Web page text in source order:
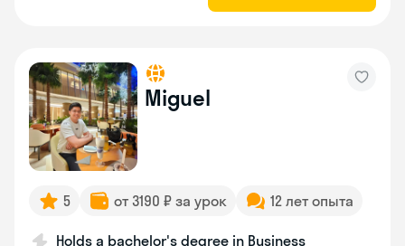
Miguel
5 от 3190 ₽ за урок 12 лет опыта
Holds a bachelor's degree in Business